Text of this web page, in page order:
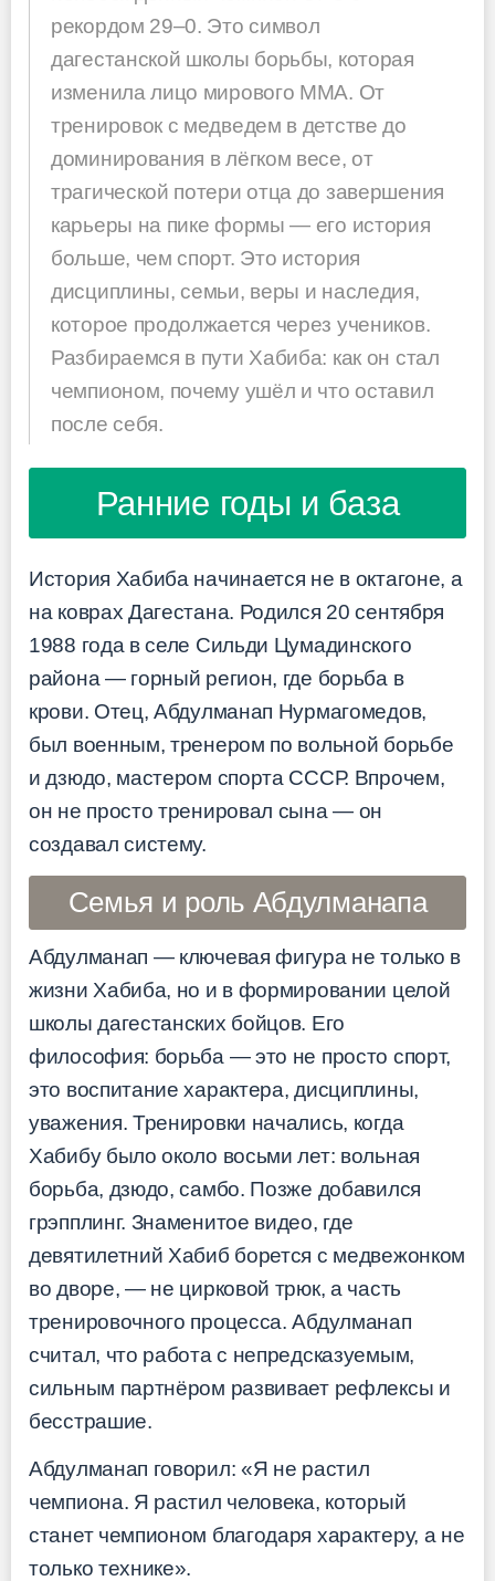
рекордом 29–0. Это символ
дагестанской школы борьбы, которая
изменила лицо мирового ММА. От
тренировок с медведем в детстве до
доминирования в лёгком весе, от
трагической потери отца до завершения
карьеры на пике формы — его история
больше, чем спорт. Это история
дисциплины, семьи, веры и наследия,
которое продолжается через учеников.
Разбираемся в пути Хабиба: как он стал
чемпионом, почему ушёл и что оставил
после себя.
Ранние годы и база
История Хабиба начинается не в октагоне, а
на коврах Дагестана. Родился 20 сентября
1988 года в селе Сильди Цумадинского
района — горный регион, где борьба в
крови. Отец, Абдулманап Нурмагомедов,
был военным, тренером по вольной борьбе
и дзюдо, мастером спорта СССР. Впрочем,
он не просто тренировал сына — он
создавал систему.
Семья и роль Абдулманапа
Абдулманап — ключевая фигура не только в
жизни Хабиба, но и в формировании целой
школы дагестанских бойцов. Его
философия: борьба — это не просто спорт,
это воспитание характера, дисциплины,
уважения. Тренировки начались, когда
Хабибу было около восьми лет: вольная
борьба, дзюдо, самбо. Позже добавился
грэпплинг. Знаменитое видео, где
девятилетний Хабиб борется с медвежонком
во дворе, — не цирковой трюк, а часть
тренировочного процесса. Абдулманап
считал, что работа с непредсказуемым,
сильным партнёром развивает рефлексы и
бесстрашие.
Абдулманап говорил: «Я не растил
чемпиона. Я растил человека, который
станет чемпионом благодаря характеру, а не
только технике».